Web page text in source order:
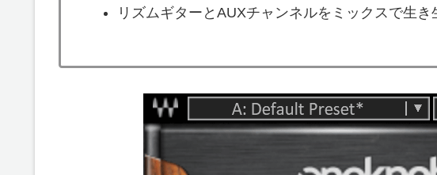
リズムギターとAUXチャンネルをミックスで生き